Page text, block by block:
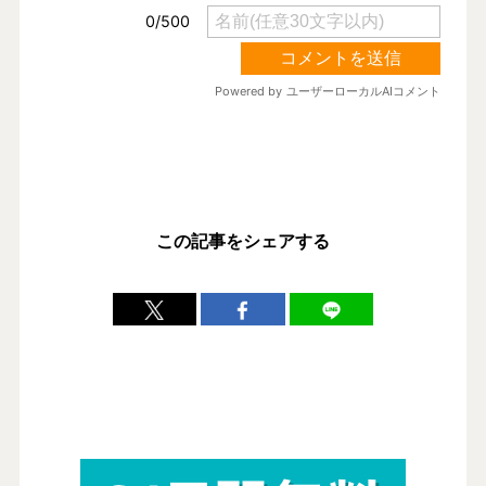
この記事をシェアする